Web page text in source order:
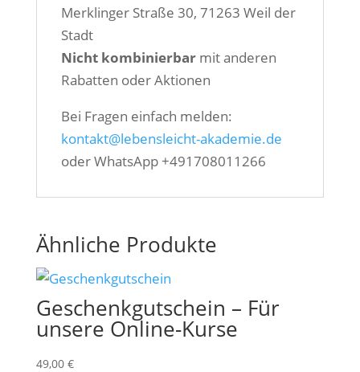
Merklinger Straße 30, 71263 Weil der
Stadt
Nicht kombinierbarmit anderen
Rabatten oder Aktionen
Bei Fragen einfach melden:
kontakt@lebensleicht-akademie.de
oder WhatsApp +491708011266
Ähnliche Produkte
Geschenkgutschein – Für
unsere Online-Kurse
49,00 €